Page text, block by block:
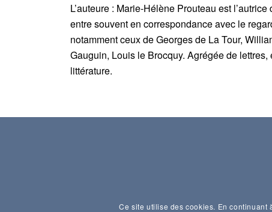
L’auteure : Marie-Hélène Prouteau est
entre souvent en correspondance avec le
notamment ceux de Georges de La Tour,
Gauguin, Louis le Brocquy. Agrégée de
littérature.
Ce site utilise des cookies. En